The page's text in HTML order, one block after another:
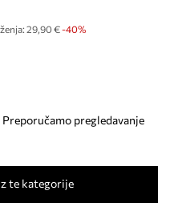
29,90 € -40%
pregledavanje
te kategorije